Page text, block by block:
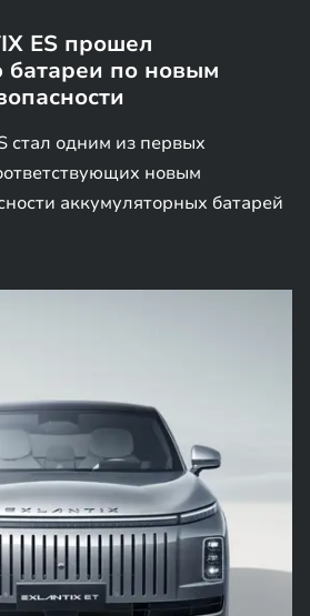
ES прошел
по новым
стал одним из первых
новым
аккумуляторных батарей